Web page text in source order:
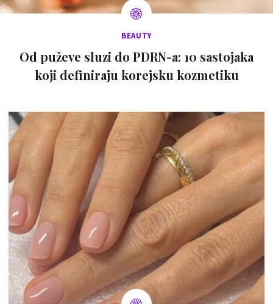
BEAUTY
Od puževe sluzi do PDRN-a: 10 sastojaka
koji definiraju korejsku kozmetiku